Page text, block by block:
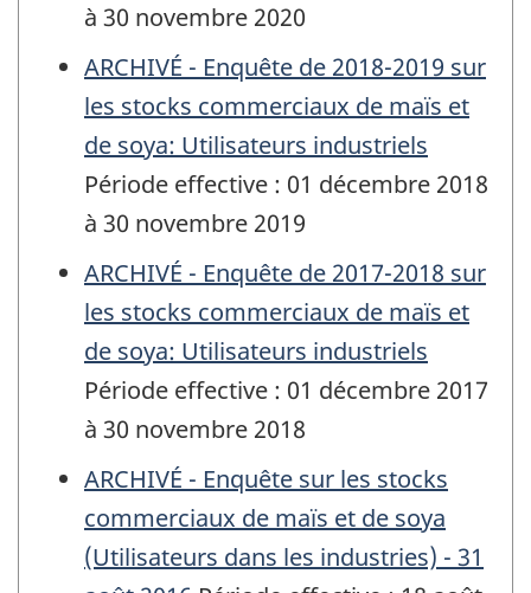
à 30 novembre 2020
ARCHIVÉ - Enquête de 2018-2019 sur
les stocks commerciaux de maïs et
de soya: Utilisateurs industriels
Période effective : 01 décembre 2018
à 30 novembre 2019
ARCHIVÉ - Enquête de 2017-2018 sur
les stocks commerciaux de maïs et
de soya: Utilisateurs industriels
Période effective : 01 décembre 2017
à 30 novembre 2018
ARCHIVÉ - Enquête sur les stocks
commerciaux de maïs et de soya
(Utilisateurs dans les industries) - 31